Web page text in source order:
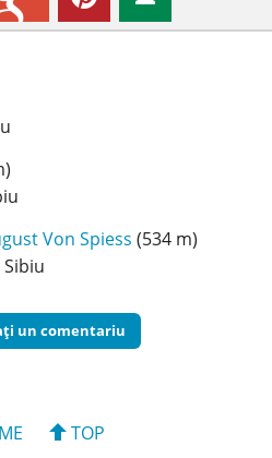
Von Spiess (534 m)
un comentariu
TOP